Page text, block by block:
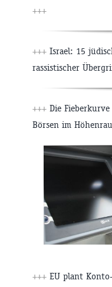
+++
+++ Israel: 15
rassistischer
+++ Die
Börsen im
+++ EU plant